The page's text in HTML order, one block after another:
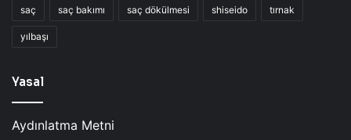
saç saç bakımı saç dökülmesi shiseido tırnak
yılbaşı
Yasal
Aydınlatma Metni